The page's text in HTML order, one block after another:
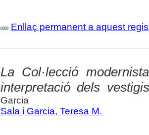
Enllaç permanent a aquest
La Col·lecció
interpretació dels
Garcia
Sala i Garcia, Teresa M.